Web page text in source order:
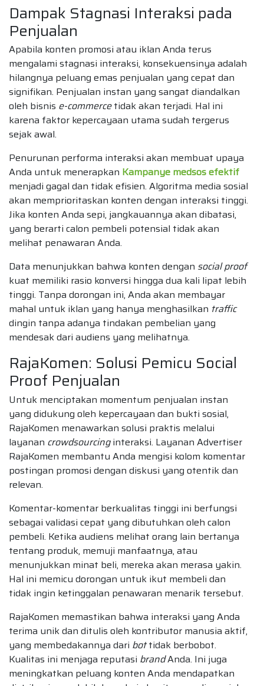
Dampak Stagnasi Interaksi pada
Penjualan
Apabila konten promosi atau iklan Anda terus
mengalami stagnasi interaksi, konsekuensinya adalah
hilangnya peluang emas penjualan yang cepat dan
signifikan. Penjualan instan yang sangat diandalkan
oleh bisnis e-commercetidak akan terjadi. Hal ini
karena faktor kepercayaan utama sudah tergerus
sejak awal.
Penurunan performa interaksi akan membuat upaya
Anda untuk menerapkan Kampanye medsos efektif
menjadi gagal dan tidak efisien. Algoritma media sosial
akan memprioritaskan konten dengan interaksi tinggi.
Jika konten Anda sepi, jangkauannya akan dibatasi,
yang berarti calon pembeli potensial tidak akan
melihat penawaran Anda.
Data menunjukkan bahwa konten dengan social proof
kuat memiliki rasio konversi hingga dua kali lipat lebih
tinggi. Tanpa dorongan ini, Anda akan membayar
mahal untuk iklan yang hanya menghasilkan traffic
dingin tanpa adanya tindakan pembelian yang
mendesak dari audiens yang melihatnya.
RajaKomen: Solusi Pemicu Social
Proof Penjualan
Untuk menciptakan momentum penjualan instan
yang didukung oleh kepercayaan dan bukti sosial,
RajaKomen menawarkan solusi praktis melalui
layanan crowdsourcinginteraksi. Layanan Advertiser
RajaKomen membantu Anda mengisi kolom komentar
postingan promosi dengan diskusi yang otentik dan
relevan.
Komentar-komentar berkualitas tinggi ini berfungsi
sebagai validasi cepat yang dibutuhkan oleh calon
pembeli. Ketika audiens melihat orang lain bertanya
tentang produk, memuji manfaatnya, atau
menunjukkan minat beli, mereka akan merasa yakin.
Hal ini memicu dorongan untuk ikut membeli dan
tidak ingin ketinggalan penawaran menarik tersebut.
RajaKomen memastikan bahwa interaksi yang Anda
terima unik dan ditulis oleh kontributor manusia aktif,
yang membedakannya dari bottidak berbobot.
Kualitas ini menjaga reputasi brandAnda. Ini juga
meningkatkan peluang konten Anda mendapatkan